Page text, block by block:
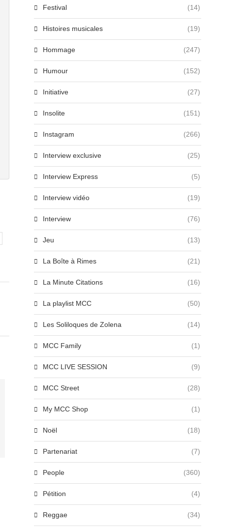
Emma Mantet, étoile montante de
27 juin 2024
Raphaël Quenard choisi
27 juin 2024
Festival (14)
Histoires musicales (19)
Hommage (247)
Humour (152)
Initiative (27)
Insolite (151)
Instagram (266)
Interview exclusive (25)
Interview Express (5)
Interview vidéo (19)
Interview (76)
Jeu (13)
La Boîte à Rimes (21)
La Minute Citations (16)
La playlist MCC (50)
Les Soliloques de Zolena (14)
MCC Family (1)
MCC LIVE SESSION (9)
MCC Street (28)
My MCC Shop (1)
Noël (18)
Partenariat (7)
People (360)
Pétition (4)
Reggae (34)